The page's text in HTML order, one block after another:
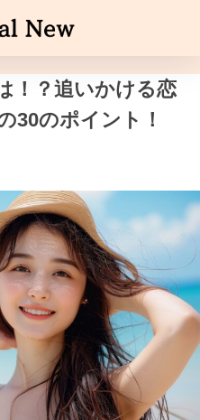
！？追いかける恋
30のポイント！